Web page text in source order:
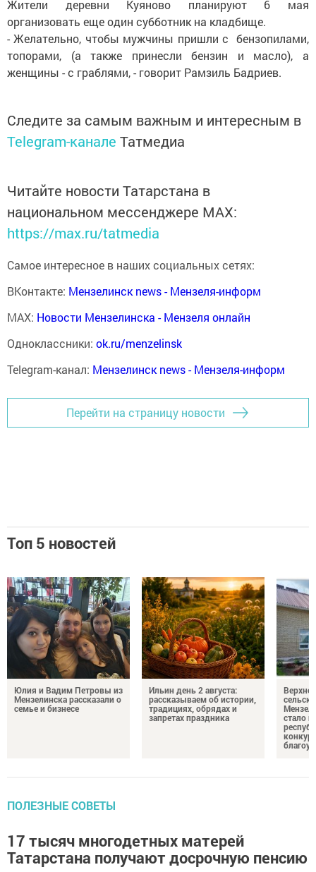
Жители деревни Куяново планируют 6 мая
организовать еще один субботник на кладбище.
- Желательно, чтобы мужчины пришли с бензопилами,
топорами, (а также принесли бензин и масло), а
женщины - с граблями, - говорит Рамзиль Бадриев.
Следите за самым важным и интересным в
Telegram-канале Татмедиа
Читайте новости Татарстана в
национальном мессенджере MАХ:
https://max.ru/tatmedia
Самое интересное в наших социальных сетях:
ВКонтакте: Мензелинск news - Мензеля-информ
MAX: Новости Мензелинска - Мензеля онлайн
Одноклассники: ok.ru/menzelinsk
Telegram-канал: Мензелинск news - Мензеля-информ
Перейти на страницу новости
Топ 5 новостей
Юлия и Вадим Петровы из
Мензелинска рассказали о
семье и бизнесе
Ильин день 2 августа:
рассказываем об истории,
традициях, обрядах и
запретах праздника
стало
ПОЛЕЗНЫЕ СОВЕТЫ
17 тысяч многодетных матерей
Татарстана получают досрочную пенсию